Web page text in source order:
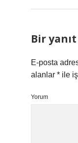
Bir yanıt
E-posta
alanlar * ile
Yorum